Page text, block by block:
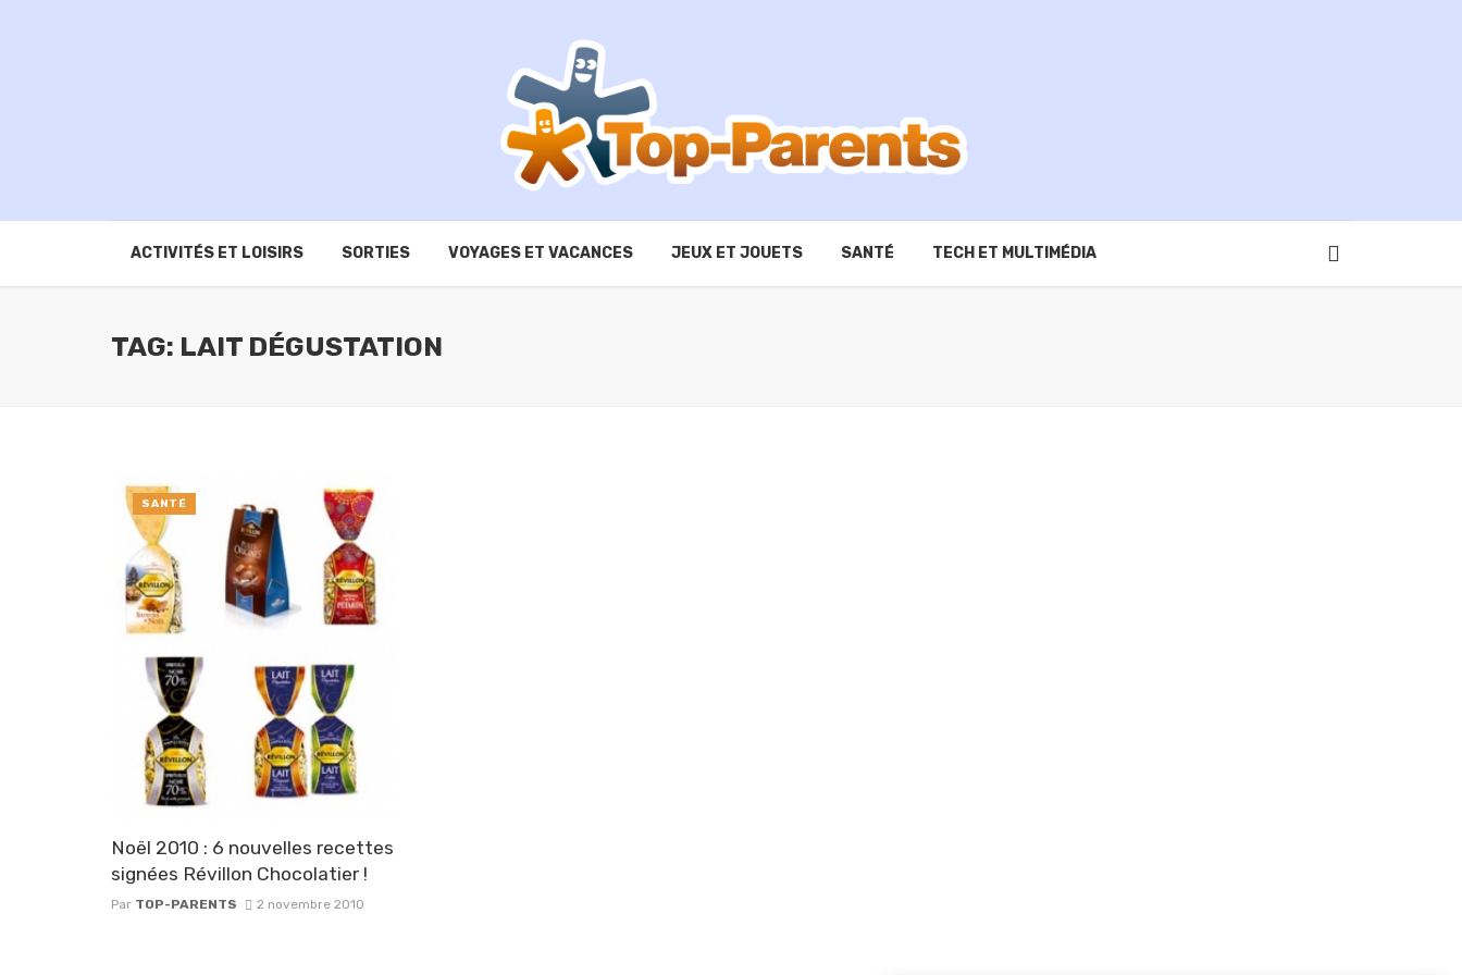
ACTIVITÉS ET LOISIRS SORTIES VOYAGES ET VACANCES JEUX ET JOUETS SANTÉ TECH ET MULTIMÉDIA
TAG: LAIT DÉGUSTATION
Noël 2010 : 6 nouvelles recettes
signées Révillon Chocolatier !
Par TOP-PARENTS 2 novembre 2010
SANTÉ